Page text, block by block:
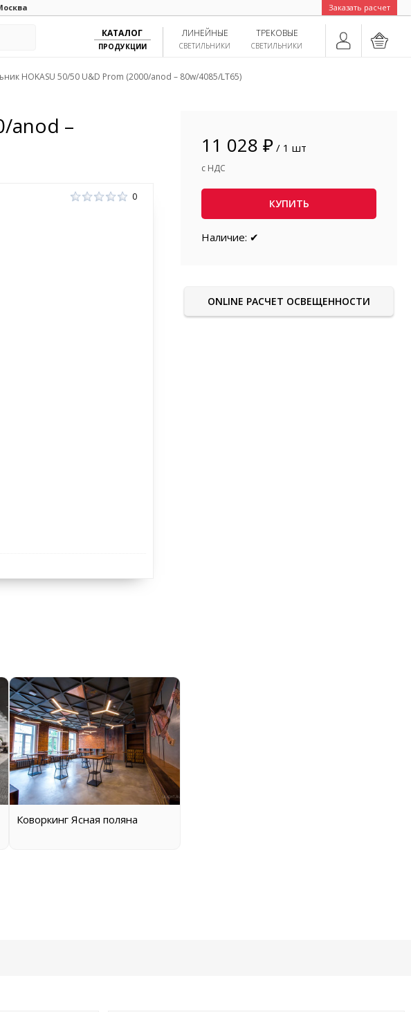
Заказать расчет
ТРЕКОВЫЕ
СВЕТИЛЬНИКИ
ЛИНЕЙНЫЕ
СВЕТИЛЬНИКИ
КАТАЛОГ
ПРОДУКЦИИ
HOKASU 50/50 U&D Prom (2000/anod – 80w/4085/LT65)
anod –
0
11 028 ₽ / 1 шт
с НДС
КУПИТЬ
Наличие: ✔
ONLINE РАСЧЕТ ОСВЕЩЕННОСТИ
Коворкинг Ясная поляна